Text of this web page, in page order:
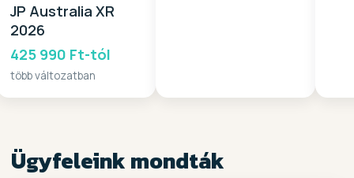
JP Australia XR
2026
425 990 Ft-tól
több változatban
Ügyfeleink mondták